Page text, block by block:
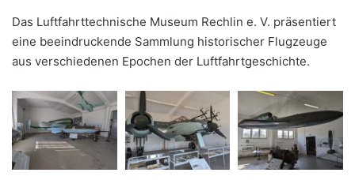
Das Luftfahrttechnische Museum Rechlin e. V. präsentiert
eine beeindruckende Sammlung historischer Flugzeuge
aus verschiedenen Epochen der Luftfahrtgeschichte.